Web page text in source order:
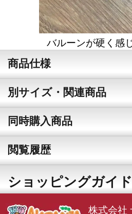
バルーンが硬く感
商品仕様
別サイズ・関連商品
同時購入商品
閲覧履歴
ショッピングガイド
株式会社